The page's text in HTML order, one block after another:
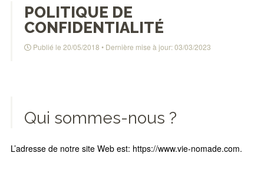
POLITIQUE DE
CONFIDENTIALITÉ
Publié le 20/05/2018 • Dernière mise à jour:03/03/2023
Qui sommes-nous ?
L’adresse de notre site Web est: https://www.vie-nomade.com.